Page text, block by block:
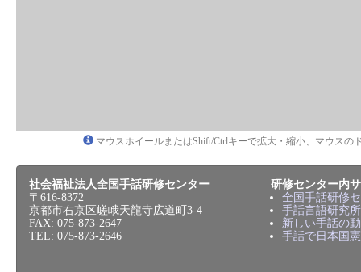
マウスホイールまたはShift/Ctrlキーで拡大・縮小、マウスの
社会福祉法人全国手話研修センター
〒616-8372
京都市右京区嵯峨天龍寺広道町3-4
FAX: 075-873-2647
TEL: 075-873-2646
研修センター内
全国手話研修
手話言語研究所
新しい手話の
手話で日本国